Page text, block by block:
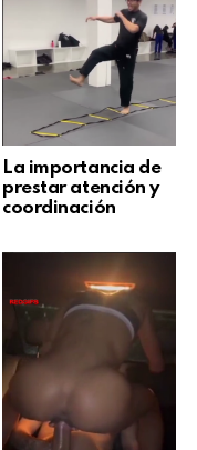
La importancia de
prestar atención y
coordinación